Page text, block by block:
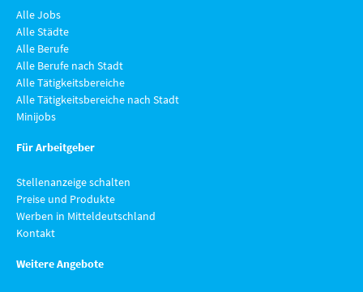
Alle Jobs
Alle Städte
Alle Berufe
Alle Berufe nach Stadt
Alle Tätigkeitsbereiche
Alle Tätigkeitsbereiche nach Stadt
Minijobs
Für Arbeitgeber
Stellenanzeige schalten
Preise und Produkte
Werben in Mitteldeutschland
Kontakt
Weitere Angebote